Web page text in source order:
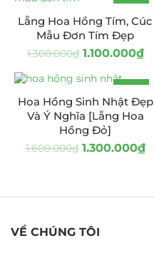
HOT
Lẵng Hoa Hồng Tím, Cúc
Mẫu Đơn Tím Đẹp
1.300.000₫ 1.100.000₫
-19%
Hoa Hồng Sinh Nhật Đẹp
Và Ý Nghĩa [Lẵng Hoa
Hồng Đỏ]
1.600.000₫ 1.300.000₫
VỀ CHÚNG TÔI